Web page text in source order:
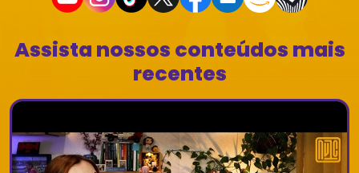
Assista nossos conteúdos mais
recentes